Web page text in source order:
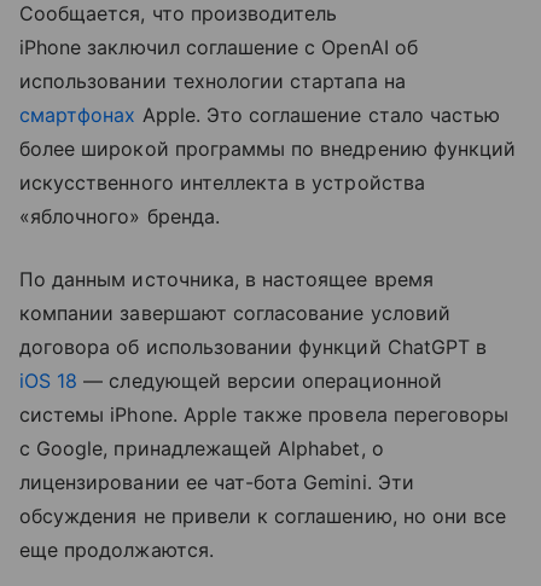
Сообщается, что производитель
iPhone заключил соглашение с OpenAI об
использовании технологии стартапа на
смартфонах Apple. Это соглашение стало частью
более широкой программы по внедрению функций
искусственного интеллекта в устройства
«яблочного» бренда.
По данным источника, в настоящее время
компании завершают согласование условий
договора об использовании функций ChatGPT в
iOS 18 — следующей версии операционной
системы iPhone. Apple также провела переговоры
с Google, принадлежащей Alphabet, о
лицензировании ее чат-бота Gemini. Эти
обсуждения не привели к соглашению, но они все
еще продолжаются.